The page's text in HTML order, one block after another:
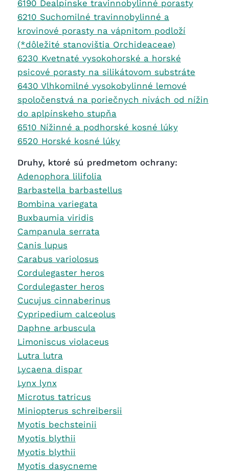
6190 Dealpínske travinnobylinné porasty
6210 Suchomilné travinnobylinné a
krovinové porasty na vápnitom podloží
(*dôležité stanovištia Orchideaceae)
6230 Kvetnaté vysokohorské a horské
psicové porasty na silikátovom substráte
6430 Vlhkomilné vysokobylinné lemové
spoločenstvá na poriečnych nivách od nížin
do aplpínskeho stupňa
6510 Nížinné a podhorské kosné lúky
6520 Horské kosné lúky
Druhy, ktoré sú predmetom ochrany:
Adenophora lilifolia
Barbastella barbastellus
Bombina variegata
Buxbaumia viridis
Campanula serrata
Canis lupus
Carabus variolosus
Cordulegaster heros
Cordulegaster heros
Cucujus cinnaberinus
Cypripedium calceolus
Daphne arbuscula
Limoniscus violaceus
Lutra lutra
Lycaena dispar
Lynx lynx
Microtus tatricus
Miniopterus schreibersii
Myotis bechsteinii
Myotis blythii
Myotis blythii
Myotis dasycneme